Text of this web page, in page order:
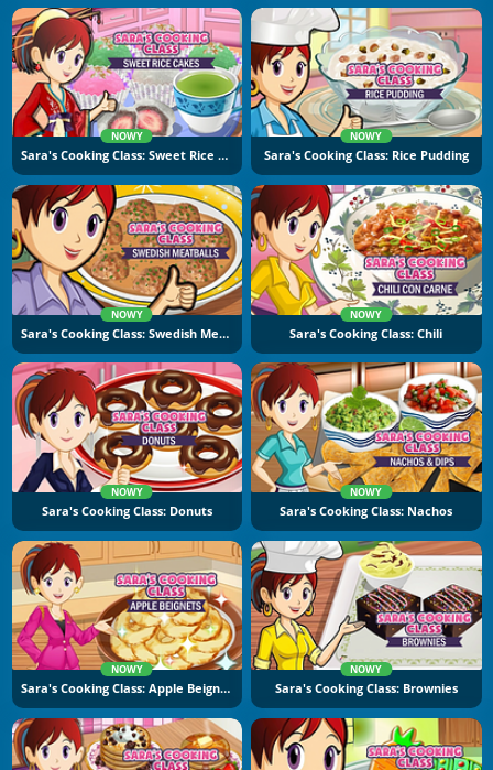
NOWY
Sara's Cooking Class: Sweet Rice Cakes
NOWY
Sara's Cooking Class: Rice Pudding
NOWY
Sara's Cooking Class: Swedish Meatballs
NOWY
Sara's Cooking Class: Chili
NOWY
Sara's Cooking Class: Donuts
NOWY
Sara's Cooking Class: Nachos
NOWY
Sara's Cooking Class: Apple Beignets
NOWY
Sara's Cooking Class: Brownies